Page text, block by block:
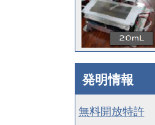
発明情報
無料開放特許